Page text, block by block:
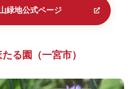
緑地公式ページ
る園（一宮市）